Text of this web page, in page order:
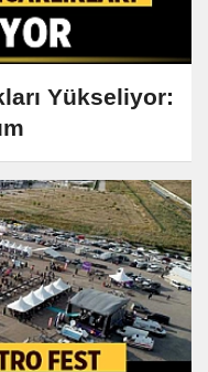
Yükseliyor: